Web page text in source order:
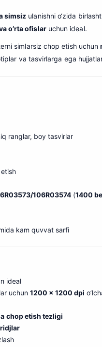
simsiz ulanishni o‘zida
o’rta ofislaruchun ideal.
simlarsiz chop etish uchun
va tasvirlarga ega
ranglar, boy tasvirlar
106R03574 (1400
kam quvvat sarfi
ideal
uchun 1200 x 1200 dpi
chop etish tezligi